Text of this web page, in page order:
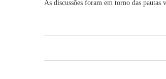
As discussões foram em torno das